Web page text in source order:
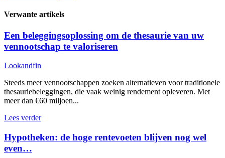
Verwante artikels
Een beleggingsoplossing om de thesaurie van uw
vennootschap te valoriseren
Lookandfin
Steeds meer vennootschappen zoeken alternatieven voor traditionele
thesauriebeleggingen, die vaak weinig rendement opleveren. Met
meer dan €60 miljoen...
Lees verder
Hypotheken: de hoge rentevoeten blijven nog wel
even…